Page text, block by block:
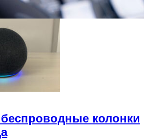
колонки